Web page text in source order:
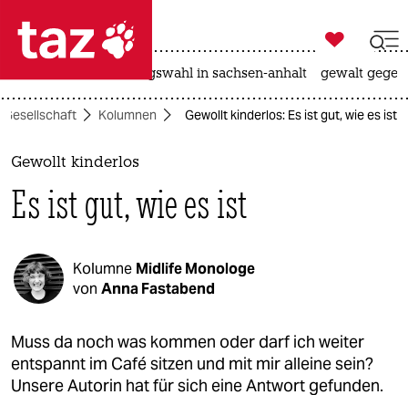
 taz zahl ich
taz zahl ich
themen
politik
öko
gesellschaft
kultur
sport

taz zahl ich
landtagswahl in sachsen-anhalt gewalt
Gesellschaft Kolumnen Gewollt kinderlos: Es ist gut, wie es ist
Gewollt kinderlos
Es ist gut, wie es ist
Kolumne Midlife Monologe
von Anna Fastabend
Muss da noch was kommen oder darf ich weiter
entspannt im Café sitzen und mit mir alleine sein?
Unsere Autorin hat für sich eine Antwort gefunden.